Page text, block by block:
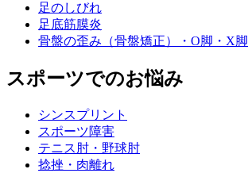
足のしびれ
足底筋膜炎
骨盤の歪み（骨盤矯正）・O脚・X脚
スポーツでのお悩み
シンスプリント
スポーツ障害
テニス肘・野球肘
捻挫・肉離れ